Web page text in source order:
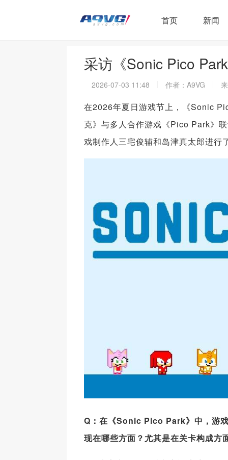
首页 新闻
采访《Sonic Pico
2026-07-03 11:48 作者：A9VG
在2026年夏日游戏节上，《Sonic
克》与多人合作游戏《Pico Park》
戏制作人三宅俊辅和岛津真太郎进行
Q ：在《Sonic Pico Park》中，游
现在哪些方面？尤其是在关卡构成方